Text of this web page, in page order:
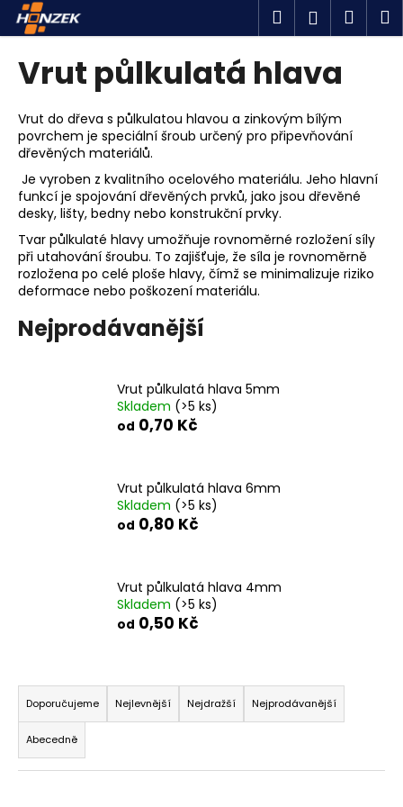
Přejít
obsah
Hledat
Vrut půlkulatá hlava
Vrut do dřeva s půlkulatou hlavou a zinkovým bílým
povrchem je speciální šroub určený pro připevňování
dřevěných materiálů.
Je vyroben z kvalitního ocelového materiálu. Jeho hlavní
funkcí je spojování dřevěných prvků, jako jsou dřevěné
desky, lišty, bedny nebo konstrukční prvky.
Tvar půlkulaté hlavy umožňuje rovnoměrné rozložení síly
při utahování šroubu. To zajišťuje, že síla je rovnoměrně
rozložena po celé ploše hlavy, čímž se minimalizuje riziko
deformace nebo poškození materiálu.
Nejprodávanější
Vrut půlkulatá hlava 5mm
Skladem (>5 ks)
od 0,70 Kč
Vrut půlkulatá hlava 6mm
Skladem (>5 ks)
od 0,80 Kč
Vrut půlkulatá hlava 4mm
Skladem (>5 ks)
od 0,50 Kč
Ř
a
z
e
n
Doporučujeme Nejlevnější Nejdražší Nejprodávanější
Abecedně
o
o
p
o
t
ř
e
b
u
e
HLEDAT
D
o
p
o
r